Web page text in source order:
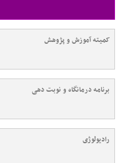
کمیته آموزش و پژوهش
برنامه درمانگاه و نوبت دهی
رادیولوژی